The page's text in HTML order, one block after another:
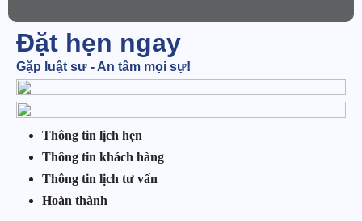
Đặt hẹn ngay
Gặp luật sư - An tâm mọi sự!
Thông tin lịch hẹn
Thông tin khách hàng
Thông tin lịch tư vấn
Hoàn thành